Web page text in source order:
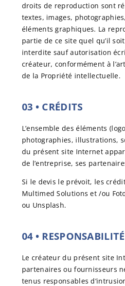
droits de reproduction sont
textes, images,
éléments graphiques. La
partie de ce site quel qu’il
interdite sauf autorisation
créateur, conformément à
de la Propriété intellectuelle.
03 • CRÉDITS
L’ensemble des éléments
photographies, illustrations,
du présent site Internet
de l’entreprise, ses
Si le devis le prévoit, les
Multimed Solutions et /ou
ou Unsplash.
04 •
Le créateur du présent site
partenaires ou fournisseurs
tenus responsables